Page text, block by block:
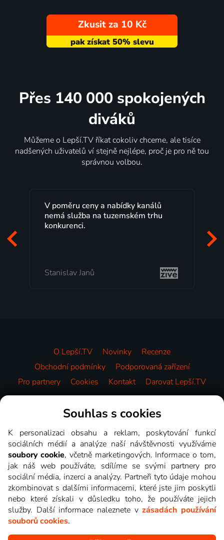
Zkusit za 10 Kč
Přes 140 000 spokojených
diváků
Můžeme o Lepší.TV říkat cokoliv chceme, ale tisíce
nadšených uživatelů ví stejně nejlépe, proč je pro ně tou
správnou volbou.
Lepší.TV sleduji už několik let s
maximální spokojeností. Velký výběr
programů a nemuset běžet k TV na
začátek programu, to je přesně to, co
Milada Tomešová
O Lepší.TV Novinky
Recenze
Obchodní podmínky
Podporovaná zařízení
Pro partnery
Cookies Kontakt Darovat Lepší.TV
Videotéka
Souhlas s cookies
K personalizaci obsahu a reklam, poskytování funkcí
sociálních médií a analýze naší návštěvnosti využíváme
soubory cookie, včetně marketingových. Informace o tom,
jak náš web používáte, sdílíme se svými partnery pro
sociální média, inzerci a analýzy. Partneři tyto údaje mohou
zkombinovat s dalšími informacemi, které jste jim poskytli
nebo které získali v důsledku toho, že používáte jejich
služby. Další informace naleznete vzásadách používání
souborů cookies.